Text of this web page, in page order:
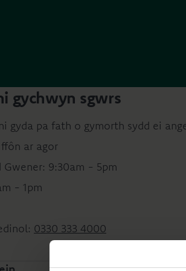
gychwyn sgwrs
gyda pa fath o gymorth sydd ei
ar agor
Gwener: 9:30am - 5pm
- 1pm
0330 333 4000